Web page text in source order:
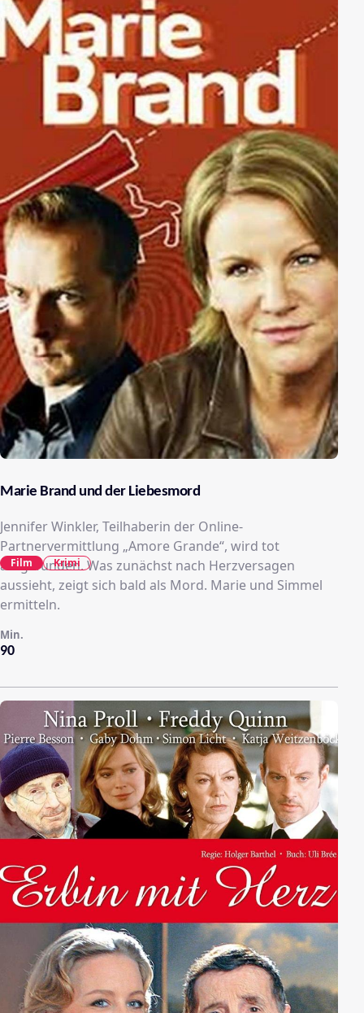
könnte er den Chip nutzen um die Morde zu
verhindern und seine eigene Vergangenheit zu
ändern?
Marie Brand und der Liebesmord
Jennifer Winkler, Teilhaberin der Online-
Partnervermittlung „Amore Grande“, wird tot
aufgefunden. Was zunächst nach Herzversagen
aussieht, zeigt sich bald als Mord. Marie und Simmel
ermitteln.
90
Min.
Film Krimi